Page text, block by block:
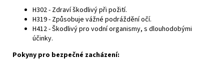
H302 - Zdraví škodlivý při požití.
H319 - Způsobuje vážné podráždění očí.
H412 - Škodlivý pro vodní organismy, s dlouhodobými
účinky.
Pokyny pro bezpečné zacházení: